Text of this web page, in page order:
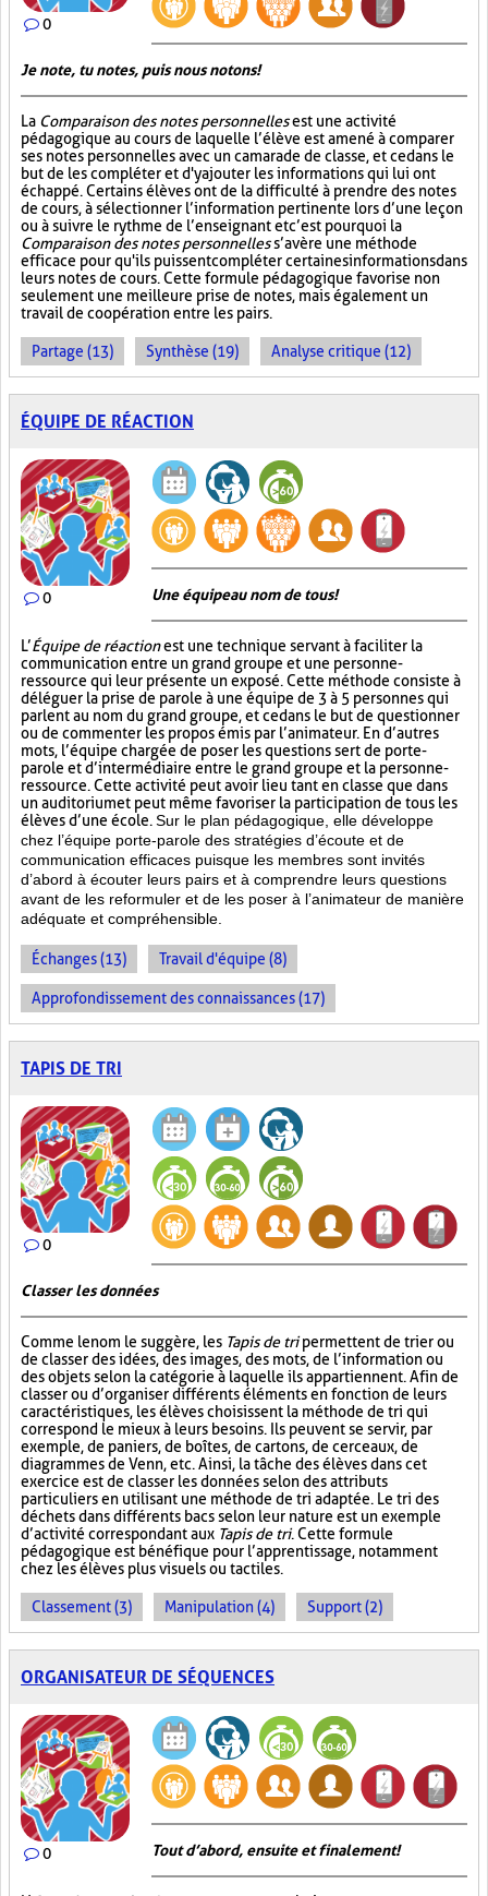
0
Je note, tu notes, puis nous notons!
La Comparaison des notes personnellesest une activité
pédagogique au cours de laquelle l’élève est amené à comparer
ses notes personnelles avec un camarade de classe, et ce dans le
but de les compléter et d'y ajouter les informations qui lui ont
échappé. Certains élèves ont de la difficulté à prendre des notes
de cours, à sélectionner l’information pertinente lors d’une leçon
ou à suivre le rythme de l’enseignant et c’est pourquoi la
Comparaison des notes personnelless’avère une méthode
efficace pour qu'ils puissent compléter certaines informations dans
leurs notes de cours. Cette formule pédagogique favorise non
seulement une meilleure prise de notes, mais également un
travail de coopération entre les pairs.
Partage (13) Synthèse (19) Analyse critique (12)
ÉQUIPE DE RÉACTION
0 Une équipe au nom de tous!
L’Équipe de réactionest une technique servant à faciliter la
communication entre un grand groupe et une personne-
ressource qui leur présente un exposé. Cette méthode consiste à
déléguer la prise de parole à une équipe de 3 à 5 personnes qui
parlent au nom du grand groupe, et ce dans le but de questionner
ou de commenter les propos émis par l’animateur. En d’autres
mots, l’équipe chargée de poser les questions sert de porte-
parole et d’intermédiaire entre le grand groupe et la personne-
ressource. Cette activité peut avoir lieu tant en classe que dans
un auditorium et peut même favoriser la participation de tous les
élèves d’une école. Sur le plan pédagogique, elle développe
chez l’équipe porte-parole des stratégies d’écoute et de
communication efficaces puisque les membres sont invités
d’abord à écouter leurs pairs et à comprendre leurs questions
avant de les reformuler et de les poser à l’animateur de manière
adéquate et compréhensible.
Échanges (13) Travail d'équipe (8)
Approfondissement des connaissances (17)
TAPIS DE TRI
0
Classer les données
Comme le nom le suggère, les Tapis de tripermettent de trier ou
de classer des idées, des images, des mots, de l’information ou
des objets selon la catégorie à laquelle ils appartiennent. Afin de
classer ou d’organiser différents éléments en fonction de leurs
caractéristiques, les élèves choisissent la méthode de tri qui
correspond le mieux à leurs besoins. Ils peuvent se servir, par
exemple, de paniers, de boîtes, de cartons, de cerceaux, de
diagrammes de Venn, etc. Ainsi, la tâche des élèves dans cet
exercice est de classer les données selon des attributs
particuliers en utilisant une méthode de tri adaptée. Le tri des
déchets dans différents bacs selon leur nature est un exemple
d’activité correspondant aux Tapis de tri. Cette formule
pédagogique est bénéfique pour l’apprentissage, notamment
chez les élèves plus visuels ou tactiles.
Classement (3) Manipulation (4) Support (2)
ORGANISATEUR DE SÉQUENCES
0 Tout d’abord, ensuite et finalement!